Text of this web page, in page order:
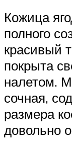
Кожица
полного
красивый
покрыта
налетом.
сочная,
размера
довольно